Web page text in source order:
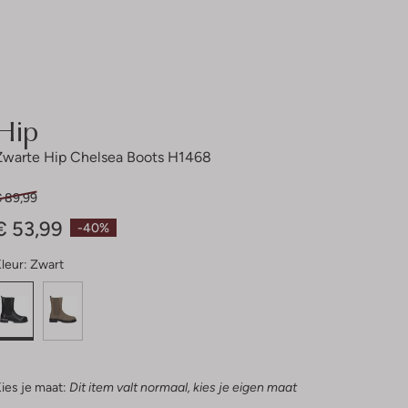
Hip Chelsea Boots H1468
-40%
89,99
53,99
Zwart
je maat: Dit item valt normaal, kies je eigen maat